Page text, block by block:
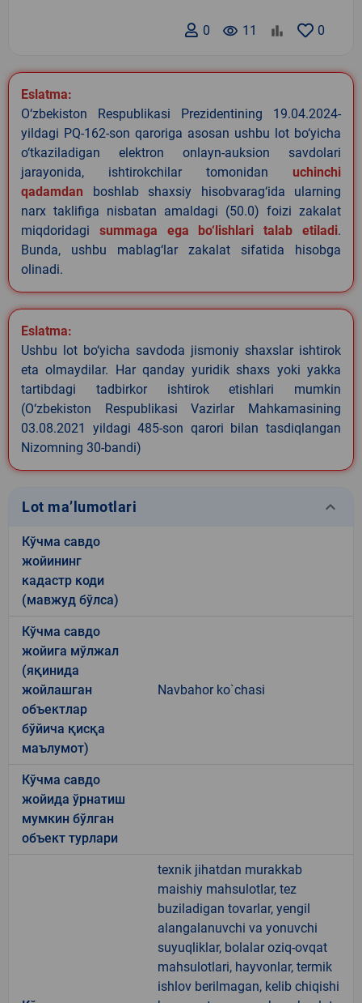
0
remove_red_eye 11
0
Eslatma:
O‘zbekiston Respublikasi Prezidentining 19.04.2024-
yildagi PQ-162-son qaroriga asosan ushbu lot bo‘yicha
o‘tkaziladigan elektron onlayn-auksion savdolari
jarayonida, ishtirokchilar tomonidan uchinchi
qadamdan boshlab shaxsiy hisobvarag‘ida ularning
narx taklifiga nisbatan amaldagi (50.0) foizi zakalat
miqdoridagi summaga ega bo‘lishlari talab etiladi.
Bunda, ushbu mablag‘lar zakalat sifatida hisobga
olinadi.
Eslatma:
Ushbu lot bo‘yicha savdoda jismoniy shaxslar ishtirok
eta olmaydilar. Har qanday yuridik shaxs yoki yakka
tartibdagi tadbirkor ishtirok etishlari mumkin
(O‘zbekiston Respublikasi Vazirlar Mahkamasining
03.08.2021 yildagi 485-son qarori bilan tasdiqlangan
Nizomning 30-bandi)
Lot ma’lumotlari keyboard_arrow_down
Кўчма савдо
жойининг
кадастр коди
(мавжуд бўлса)
Кўчма савдо
жойига мўлжал
(яқинида
жойлашган
объектлар
бўйича қисқа
маълумот)
Navbahor ko`chasi
Кўчма савдо
жойида ўрнатиш
мумкин бўлган
объект турлари
texnik jihatdan murakkab
maishiy mahsulotlar, tez
buziladigan tovarlar, yengil
alangalanuvchi va yonuvchi
suyuqliklar, bolalar oziq-ovqat
mahsulotlari, hayvonlar, termik
ishlov berilmagan, kelib chiqishi